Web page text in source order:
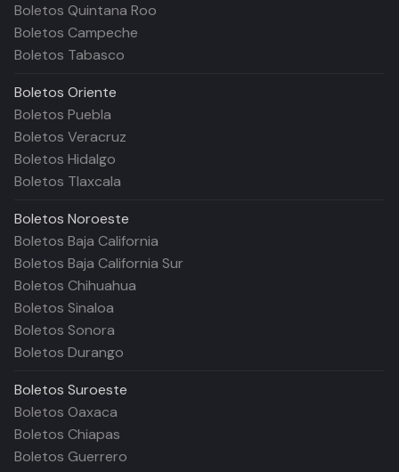
Boletos Quintana Roo
Boletos Campeche
Boletos Tabasco
Boletos Oriente
Boletos Puebla
Boletos Veracruz
Boletos Hidalgo
Boletos Tlaxcala
Boletos Noroeste
Boletos Baja California
Boletos Baja California Sur
Boletos Chihuahua
Boletos Sinaloa
Boletos Sonora
Boletos Durango
Boletos Suroeste
Boletos Oaxaca
Boletos Chiapas
Boletos Guerrero